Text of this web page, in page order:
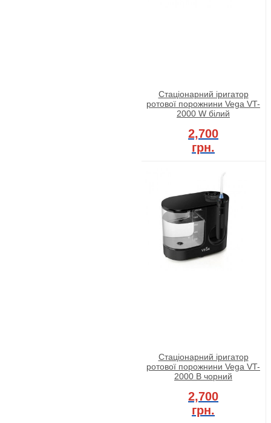
Стаціонарний іригатор
ротової порожнини Vega VT-
2000 W білий
2,700
грн.
Стаціонарний іригатор
ротової порожнини Vega VT-
2000 B чорний
2,700
грн.